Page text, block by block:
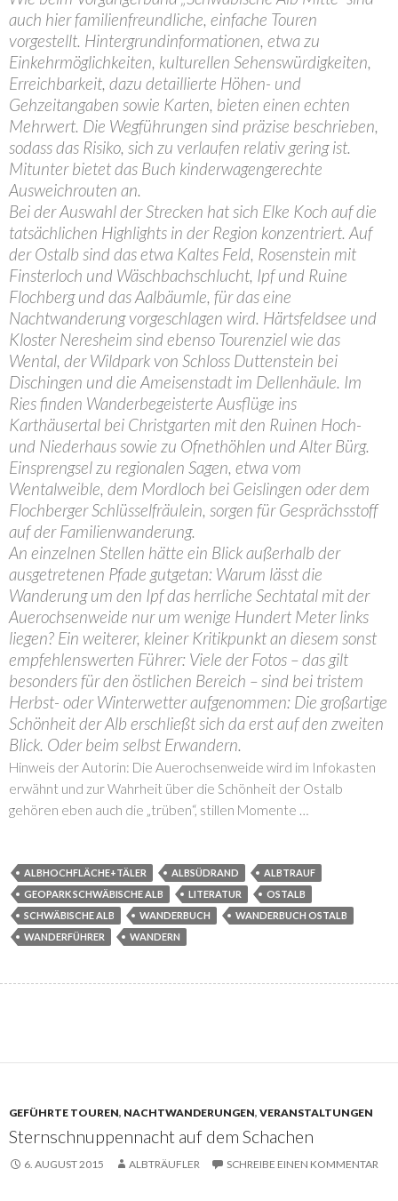
auch hier familienfreundliche, einfache Touren
vorgestellt. Hintergrundinformationen, etwa zu
Einkehrmöglichkeiten, kulturellen Sehenswürdigkeiten,
Erreichbarkeit, dazu detaillierte Höhen- und
Gehzeitangaben sowie Karten, bieten einen echten
Mehrwert. Die Wegführungen sind präzise beschrieben,
sodass das Risiko, sich zu verlaufen relativ gering ist.
Mitunter bietet das Buch kinderwagengerechte
Ausweichrouten an.
Bei der Auswahl der Strecken hat sich Elke Koch auf die
tatsächlichen Highlights in der Region konzentriert. Auf
der Ostalb sind das etwa Kaltes Feld, Rosenstein mit
Finsterloch und Wäschbachschlucht, Ipf und Ruine
Flochberg und das Aalbäumle, für das eine
Nachtwanderung vorgeschlagen wird. Härtsfeldsee und
Kloster Neresheim sind ebenso Tourenziel wie das
Wental, der Wildpark von Schloss Duttenstein bei
Dischingen und die Ameisenstadt im Dellenhäule. Im
Ries finden Wanderbegeisterte Ausflüge ins
Karthäusertal bei Christgarten mit den Ruinen Hoch-
und Niederhaus sowie zu Ofnethöhlen und Alter Bürg.
Einsprengsel zu regionalen Sagen, etwa vom
Wentalweible, dem Mordloch bei Geislingen oder dem
Flochberger Schlüsselfräulein, sorgen für Gesprächsstoff
auf der Familienwanderung.
An einzelnen Stellen hätte ein Blick außerhalb der
ausgetretenen Pfade gutgetan: Warum lässt die
Wanderung um den Ipf das herrliche Sechtatal mit der
Auerochsenweide nur um wenige Hundert Meter links
liegen? Ein weiterer, kleiner Kritikpunkt an diesem sonst
empfehlenswerten Führer: Viele der Fotos – das gilt
besonders für den östlichen Bereich – sind bei tristem
Herbst- oder Winterwetter aufgenommen: Die großartige
Schönheit der Alb erschließt sich da erst auf den zweiten
Blick. Oder beim selbst Erwandern.
Hinweis der Autorin: Die Auerochsenweide wird im Infokasten
erwähnt und zur Wahrheit über die Schönheit der Ostalb
gehören eben auch die „trüben“, stillen Momente …
ALBHOCHFLÄCHE+TÄLER ALBSÜDRAND
ALBTRAUF
GEOPARK SCHWÄBISCHE ALB
LITERATUR
OSTALB
SCHWÄBISCHE ALB
WANDERBUCH
WANDERBUCH OSTALB
WANDERFÜHRER
WANDERN
GEFÜHRTE TOUREN, NACHTWANDERUNGEN, VERANSTALTUNGEN
Sternschnuppennacht auf dem Schachen
6. AUGUST 2015 ALBTRÄUFLER SCHREIBE EINEN KOMMENTAR